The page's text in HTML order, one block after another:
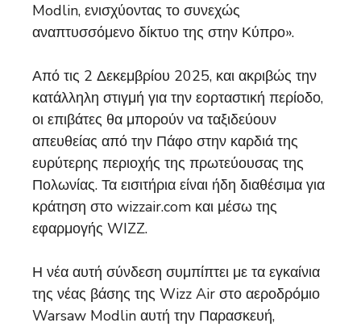
Modlin, ενισχύοντας το συνεχώς
αναπτυσσόμενο δίκτυο της στην Κύπρο».
Από τις 2 Δεκεμβρίου 2025, και ακριβώς την
κατάλληλη στιγμή για την εορταστική περίοδο,
οι επιβάτες θα μπορούν να ταξιδεύουν
απευθείας από την Πάφο στην καρδιά της
ευρύτερης περιοχής της πρωτεύουσας της
Πολωνίας. Τα εισιτήρια είναι ήδη διαθέσιμα για
κράτηση στο wizzair.com και μέσω της
εφαρμογής WIZZ.
Η νέα αυτή σύνδεση συμπίπτει με τα εγκαίνια
της νέας βάσης της Wizz Air στο αεροδρόμιο
Warsaw Modlin αυτή την Παρασκευή,